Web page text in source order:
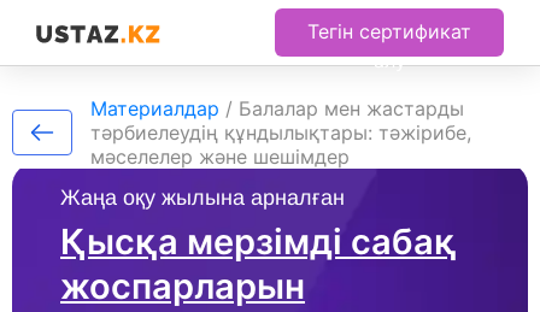
Тегін сертификат
алу
Жаңа оқу жылына арналған
Қысқа мерзімді сабақ
жоспарларын
Материалдар / Балалар мен жастарды
тәрбиелеудің құндылықтары: тәжірибе,
мәселелер және шешімдер